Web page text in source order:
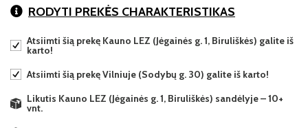
RODYTI PREKĖS CHARAKTERISTIKAS
Atsiimti šią prekę Kauno LEZ (Jėgainės g. 1, Biruliškės) galite iš
karto!
Atsiimti šią prekę Vilniuje (Sodybų g. 30) galite iš karto!
Likutis Kauno LEZ (Jėgainės g. 1, Biruliškės) sandėlyje – 10+
vnt.